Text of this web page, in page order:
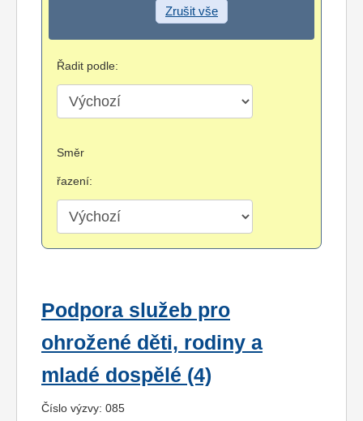
Zrušit vše
Řadit podle:
Směr
řazení:
Podpora služeb pro
ohrožené děti, rodiny a
mladé dospělé (4)
Číslo výzvy: 085